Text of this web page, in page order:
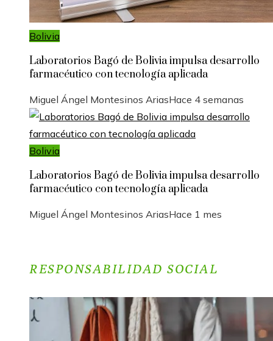
Bolivia
Laboratorios Bagó de Bolivia impulsa desarrollo
farmacéutico con tecnología aplicada
Miguel Ángel Montesinos AriasHace 4 semanas
Bolivia
Laboratorios Bagó de Bolivia impulsa desarrollo
farmacéutico con tecnología aplicada
Miguel Ángel Montesinos AriasHace 1 mes
RESPONSABILIDAD SOCIAL